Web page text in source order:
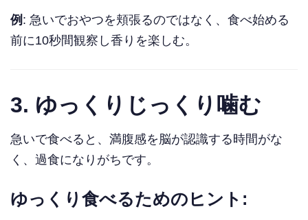
例 : 急いでおやつを頬張るのではなく、食べ始める
前に10秒間観察し香りを楽しむ。
3. ゆっくりじっくり噛む
急いで食べると、満腹感を脳が認識する時間がな
く、過食になりがちです。
ゆっくり食べるためのヒント: